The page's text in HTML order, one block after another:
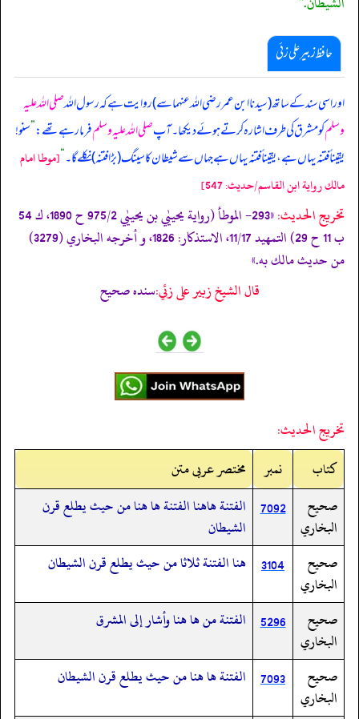
حافظ زبیر علی زئی
اور اسی سند کے ساتھ (سیدنا ابن عمر رضی اللہ عنہما سے) روایت ہے کہ رسول اللہصلی اللہ علیہ
وسلمکو مشرق کی طرف اشارہ کرتے ہوئے دیکھا۔ آپصلی اللہ علیہ وسلمفرما رہے تھے:”سنو!
یقیناً فتنہ یہاں ہے، یقیناً فتنہ یہاں ہے جہاں سے شیطان کا سینگ (بڑا فتنہ) نکلے گا۔“[موطا امام
مالك رواية ابن القاسم/حدیث: 547]
تخریج الحدیث:
«293- الموطأ (رواية يحييٰي بن يحييٰي 975/2 ح 1890، ك 54
ب 11 ح 29) التمهيد 11/17، الاستذكار: 1826، و أخرجه البخاري (3279)
من حديث مالك به.»
قال الشيخ زبير على زئي:سنده صحيح
تخريج الحديث:
کتاب
نمبر
مختصر عربی متن
صحيح
البخاري
7092 الفتنة هاهنا الفتنة ها هنا من حيث يطلع قرن
الشيطان
صحيح
البخاري
3104 هنا الفتنة ثلاثا من حيث يطلع قرن الشيطان
صحيح
البخاري
5296 الفتنة من ها هنا وأشار إلى المشرق
صحيح
البخاري
7093 الفتنة ها هنا من حيث يطلع قرن الشيطان